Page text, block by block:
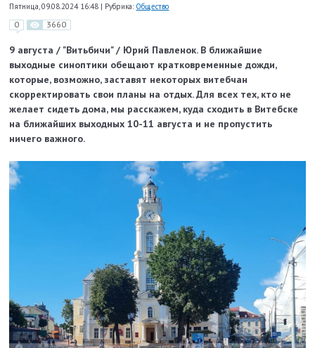
Пятница, 09.08.2024 16:48 | Рубрика: Общество
0 3660
9 августа / "Витьбичи" / Юрий Павленок. В ближайшие
выходные синоптики обещают кратковременные дожди,
которые, возможно, заставят некоторых витебчан
скорректировать свои планы на отдых. Для всех тех, кто не
желает сидеть дома, мы расскажем, куда сходить в Витебске
на ближайших выходных 10-11 августа и не пропустить
ничего важного.